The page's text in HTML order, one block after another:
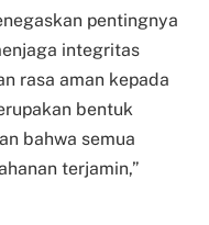
pentingnya
integritas
rasa aman kepada
bentuk
bahwa semua
terjamin,”